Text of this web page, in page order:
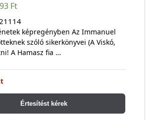
Ft
21114
képregényben Az Immanuel
szóló sikerkönyvei (A Viskó,
A Hamasz fia …
Értesítést kérek